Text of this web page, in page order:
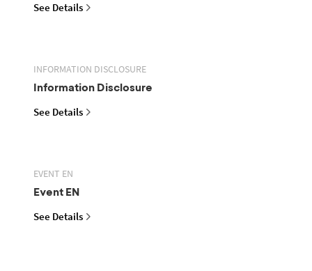
See Details
INFORMATION DISCLOSURE
Information Disclosure
See Details
EVENT EN
Event EN
See Details